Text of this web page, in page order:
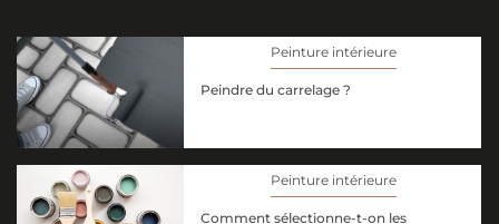
Peinture intérieure
Peindre du carrelage ?
Peinture intérieure
Comment sélectionne-t-on les